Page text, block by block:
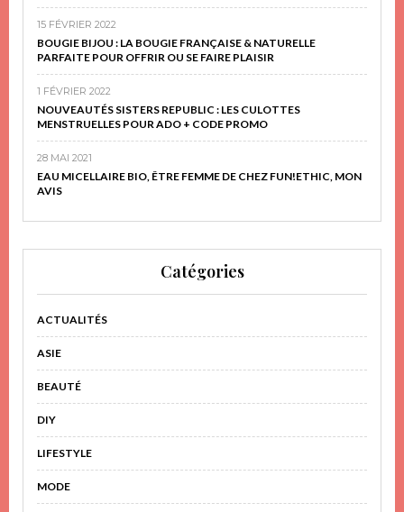
15 FÉVRIER 2022
BOUGIE BIJOU : LA BOUGIE FRANÇAISE & NATURELLE
PARFAITE POUR OFFRIR OU SE FAIRE PLAISIR
1 FÉVRIER 2022
NOUVEAUTÉS SISTERS REPUBLIC : LES CULOTTES
MENSTRUELLES POUR ADO + CODE PROMO
28 MAI 2021
EAU MICELLAIRE BIO, ÊTRE FEMME DE CHEZ FUN!ETHIC, MON
AVIS
Catégories
ACTUALITÉS
ASIE
BEAUTÉ
DIY
LIFESTYLE
MODE